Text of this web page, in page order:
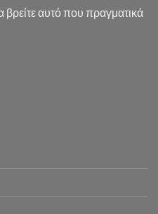
αυτό που πραγματικά